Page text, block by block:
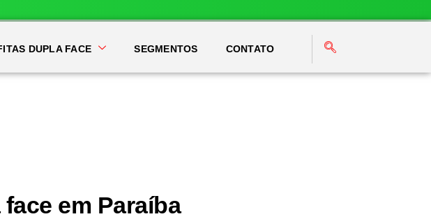
DUPLA FACE SEGMENTOS CONTATO
em Paraíba